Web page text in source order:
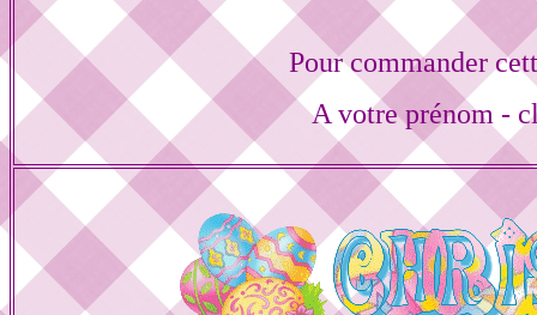
Pour commander
A votre prénom -